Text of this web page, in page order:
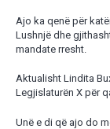
Ajo ka qenë për
Lushnjë dhe
mandate rresht.
Aktualisht Lindita
Legjislaturën X për
Unë e di që ajo do